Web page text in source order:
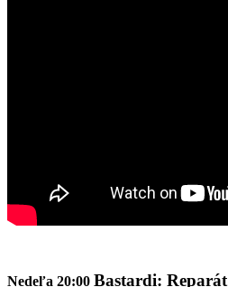
Nedeľa 20:00 Bastardi: Reparát